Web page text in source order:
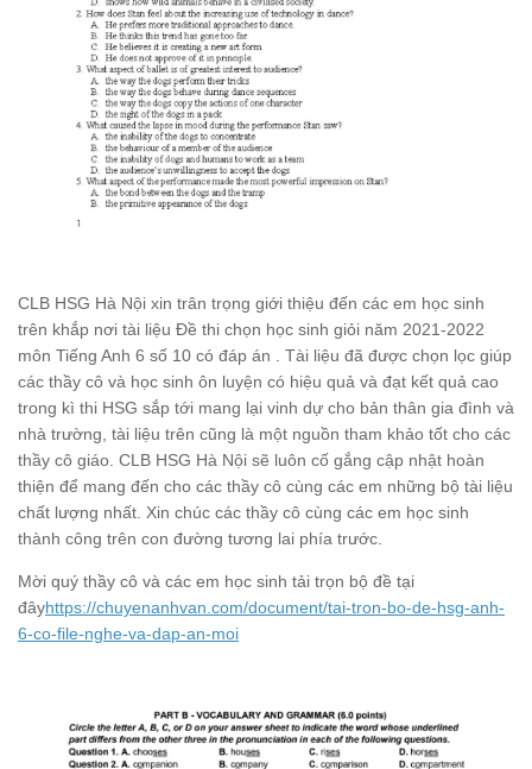
CLB HSG Hà Nội xin trân trọng giới thiệu đến các em học sinh
trên khắp nơi tài liệu Đề thi chọn học sinh giỏi năm 2021-2022
môn Tiếng Anh 6 số 10 có đáp án . Tài liệu đã được chọn lọc giúp
các thầy cô và học sinh ôn luyện có hiệu quả và đạt kết quả cao
trong kì thi HSG sắp tới mang lại vinh dự cho bản thân gia đình và
nhà trường, tài liệu trên cũng là một nguồn tham khảo tốt cho các
thầy cô giáo. CLB HSG Hà Nội sẽ luôn cố gắng cập nhật hoàn
thiện để mang đến cho các thầy cô cùng các em những bộ tài liệu
chất lượng nhất. Xin chúc các thầy cô cùng các em học sinh
thành công trên con đường tương lai phía trước.
Mời quý thầy cô và các em học sinh tải trọn bộ đề tại
đâyhttps://chuyenanhvan.com/document/tai-tron-bo-de-hsg-anh-
6-co-file-nghe-va-dap-an-moi